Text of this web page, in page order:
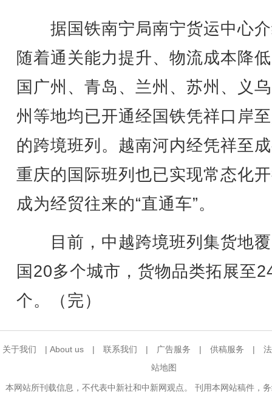
据国铁南宁局南宁货运中心
随着通关能力提升、物流成本降
国广州、青岛、兰州、苏州、义
州等地均已开通经国铁凭祥口岸
的跨境班列。越南河内经凭祥至
重庆的国际班列也已实现常态化
成为经贸往来的“直通车”。
目前，中越跨境班列集货地
国20多个城市，货物品类拓展至
个。（完）
关于我们 | About us | 联系我们 | 广告服务 | 供稿服务 |
站地图
本网站所刊载信息，不代表中新社和中新网观点。 刊用本网站稿件，